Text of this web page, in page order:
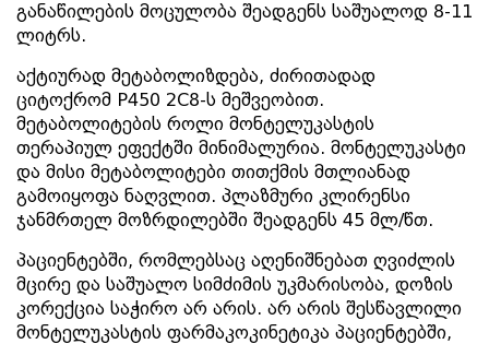
განაწილების მოცულობა შეადგენს საშუალოდ 8-11
ლიტრს.
აქტიურად მეტაბოლიზდება, ძირითადად
ციტოქრომ P450 2C8-ს მეშვეობით.
მეტაბოლიტების როლი მონტელუკასტის
თერაპიულ ეფექტში მინიმალურია. მონტელუკასტი
და მისი მეტაბოლიტები თითქმის მთლიანად
გამოიყოფა ნაღვლით. პლაზმური კლირენსი
ჯანმრთელ მოზრდილებში შეადგენს 45 მლ/წთ.
პაციენტებში, რომლებსაც აღენიშნებათ ღვიძლის
მცირე და საშუალო სიმძიმის უკმარისობა, დოზის
კორექცია საჭირო არ არის. არ არის შესწავლილი
მონტელუკასტის ფარმაკოკინეტიკა პაციენტებში,